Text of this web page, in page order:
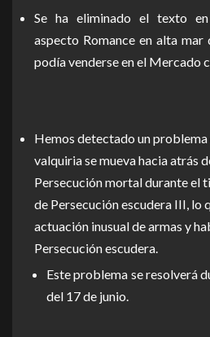
Se ha eliminado el texto
aspecto Romance en alta mar
podía venderse en el Mercado
Hemos detectado un problema
valquiria se mueva hacia atrás
Persecución mortal durante el
de Persecución escudera III, lo
actuación inusual de armas y
Persecución escudera.
Este problema se resolverá
del 17 de junio.